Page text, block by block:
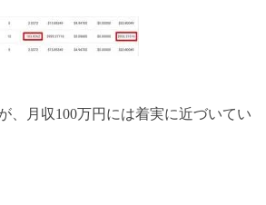
、月収100万円には着実に近づいてい